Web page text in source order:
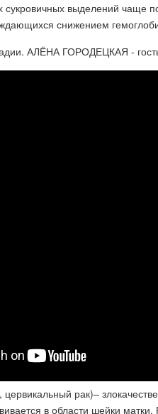
сукровичных выделений чаще
снижением
АЛЁНА ГОРОДЕЦКАЯ -
рак)–
в области шейки